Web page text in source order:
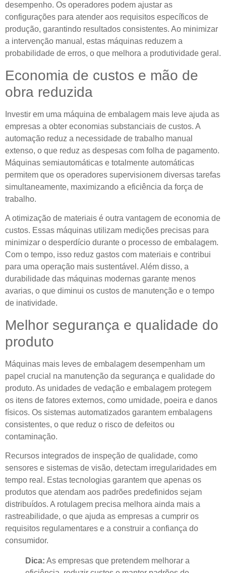
desempenho. Os operadores podem ajustar as
configurações para atender aos requisitos específicos de
produção, garantindo resultados consistentes. Ao minimizar
a intervenção manual, estas máquinas reduzem a
probabilidade de erros, o que melhora a produtividade geral.
Economia de custos e mão de
obra reduzida
Investir em uma máquina de embalagem mais leve ajuda as
empresas a obter economias substanciais de custos. A
automação reduz a necessidade de trabalho manual
extenso, o que reduz as despesas com folha de pagamento.
Máquinas semiautomáticas e totalmente automáticas
permitem que os operadores supervisionem diversas tarefas
simultaneamente, maximizando a eficiência da força de
trabalho.
A otimização de materiais é outra vantagem de economia de
custos. Essas máquinas utilizam medições precisas para
minimizar o desperdício durante o processo de embalagem.
Com o tempo, isso reduz gastos com materiais e contribui
para uma operação mais sustentável. Além disso, a
durabilidade das máquinas modernas garante menos
avarias, o que diminui os custos de manutenção e o tempo
de inatividade.
Melhor segurança e qualidade do
produto
Máquinas mais leves de embalagem desempenham um
papel crucial na manutenção da segurança e qualidade do
produto. As unidades de vedação e embalagem protegem
os itens de fatores externos, como umidade, poeira e danos
físicos. Os sistemas automatizados garantem embalagens
consistentes, o que reduz o risco de defeitos ou
contaminação.
Recursos integrados de inspeção de qualidade, como
sensores e sistemas de visão, detectam irregularidades em
tempo real. Estas tecnologias garantem que apenas os
produtos que atendam aos padrões predefinidos sejam
distribuídos. A rotulagem precisa melhora ainda mais a
rastreabilidade, o que ajuda as empresas a cumprir os
requisitos regulamentares e a construir a confiança do
consumidor.
Dica: As empresas que pretendem melhorar a